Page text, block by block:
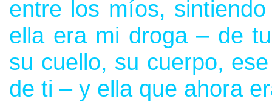
entre los míos,
ella era mi droga – de
su cuello, su cuerpo,
de ti – y ella que ahora